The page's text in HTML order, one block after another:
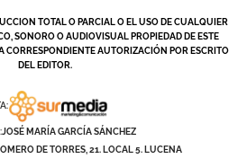
TOTAL O PARCIAL O EL USO DE CUALQUIER
SONORO O AUDIOVISUAL PROPIEDAD DE ESTE
CORRESPONDIENTE AUTORIZACIÓN POR ESCRITO
DEL EDITOR.
JOSÉ MARÍA GARCÍA SÁNCHEZ
DE TORRES, 21. LOCAL 5. LUCENA